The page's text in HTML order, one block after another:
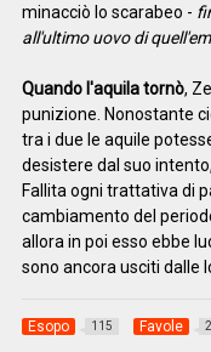
minacciò lo scarabeo -
all'ultimo uovo di
Quando l'aquila tornò,
punizione. Nonostante
tra i due le aquile
desistere dal suo
Fallita ogni trattativa di
cambiamento del
allora in poi esso ebbe
sono ancora usciti dalle
Esopo 115 Favole